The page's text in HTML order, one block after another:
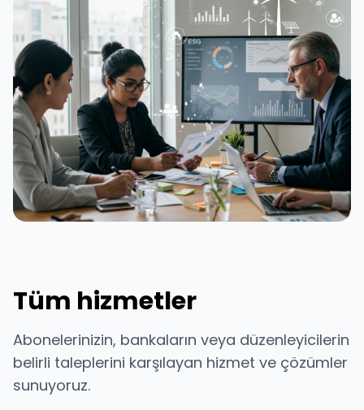
Tüm hizmetler
Abonelerinizin, bankaların veya düzenleyicilerin
belirli taleplerini karşılayan hizmet ve çözümler
sunuyoruz.